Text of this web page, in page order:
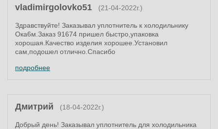
vladimirgolovko51 (21-04-2022г.)
Здравствуйте! Заказывал уплотнитель к холодильнику
Ока6м.Заказ 91674 пришел быстро,упаковка
хорошая.Качество изделия хорошее.Установил
сам,подошел отлично.Спасибо
подробнее
Дмитрий (18-04-2022г.)
Добрый день! Заказывал уплотнитель для холодильника